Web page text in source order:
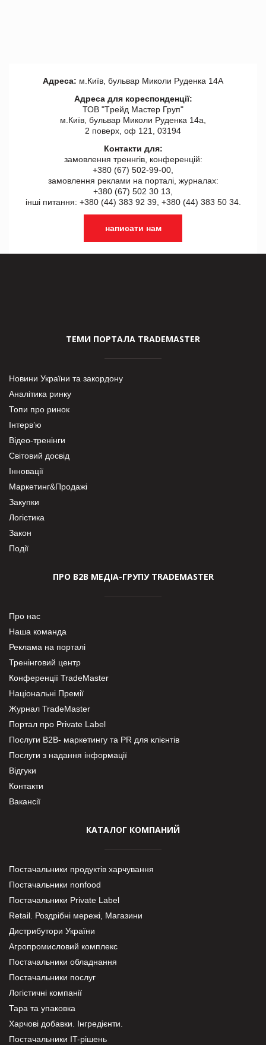
Адреса: м.Київ, бульвар Миколи Руденка 14А
Адреса для кореспонденції:
ТОВ "Tрейд Мастер Груп"
м.Київ, бульвар Миколи Руденка 14а,
2 поверх, оф 121, 03194
Контакти для:
замовлення треннгів, конференцій:
+380 (67) 502-99-00,
замовлення реклами на порталі, журналах:
+380 (67) 502 30 13,
інші питання: +380 (44) 383 92 39, +380 (44) 383 50 34.
написати нам
ТЕМИ ПОРТАЛА TRADEMASTER
Новини України та закордону
Аналітика ринку
Топи про ринок
Інтерв’ю
Відео-тренінги
Світовий досвід
Інновації
Маркетинг&Продажі
Закупки
Логістика
Закон
Події
ПРО В2В МЕДІА-ГРУПУ TRADEMASTER
Про нас
Наша команда
Реклама на порталі
Тренінговий центр
Конференції TradeMaster
Національні Премії
Журнал TradeMaster
Портал про Private Label
Послуги В2В- маркетингу та PR для клієнтів
Послуги з надання інформації
Відгуки
Контакти
Вакансії
КАТАЛОГ КОМПАНИЙ
Постачальники продуктів харчування
Постачальники nonfood
Постачальники Private Label
Retail. Роздрібні мережі, Магазини
Дистрибутори України
Агропромисловий комплекс
Постачальники обладнання
Постачальники послуг
Логістичні компанії
Тара та упаковка
Харчові добавки. Інгредієнти.
Постачальники IT-рішень